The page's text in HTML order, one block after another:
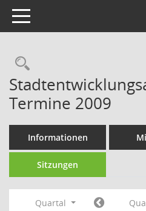
Toggle navigation
Rechercheauswahl
Termine 2009
Informationen
Sitzungen
Quartal